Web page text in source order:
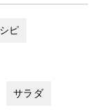
ピ
サラダ